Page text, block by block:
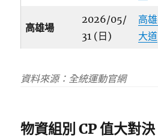
高雄場
2026/05/
31 (日)
高
大道
資料來源：全統運動官網
物資組別 CP 值大對